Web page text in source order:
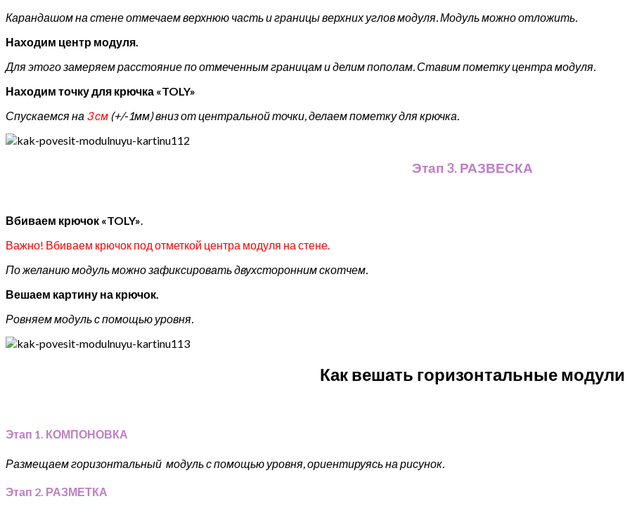
Карандашом на стене отмечаем верхнюю часть и границы верхних углов модуля. Модуль можно отложить.
Находим центр модуля.
Для этого замеряем расстояние по отмеченным границам и делим пополам. Ставим пометку центра модуля.
Находим точку для крючка «TOLY»
Спускаемся на 3 см (+/-1мм) вниз от центральной точки, делаем пометку для крючка.
Этап 3. РАЗВЕСКА
Вбиваем крючок «TOLY».
Важно! Вбиваем крючок под отметкой центра модуля на стене.
По желанию модуль можно зафиксировать двухсторонним скотчем.
Вешаем картину на крючок.
Ровняем модуль с помощью уровня.
Как вешать горизонтальные модули
Этап 1. КОМПОНОВКА
Размещаем горизонтальный модуль с помощью уровня, ориентируясь на рисунок.
Этап 2. РАЗМЕТКА